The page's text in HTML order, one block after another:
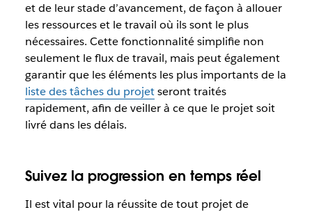
et de leur stade d’avancement, de façon à allouer
les ressources et le travail où ils sont le plus
nécessaires. Cette fonctionnalité simplifie non
seulement le flux de travail, mais peut également
garantir que les éléments les plus importants de la
liste des tâches du projetseront traités
rapidement, afin de veiller à ce que le projet soit
livré dans les délais.
Suivez la progression en temps réel
Il est vital pour la réussite de tout projet de